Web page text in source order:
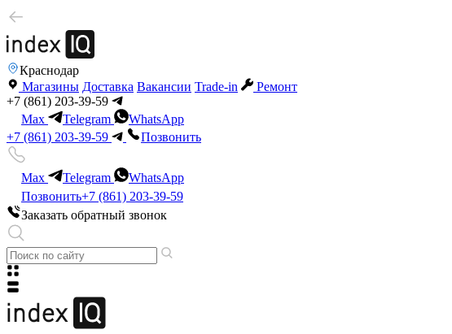
Краснодар
Магазины Доставка Вакансии Trade-in
Ремонт
+7 (861) 203-39-59
Max
Telegram
WhatsApp
+7 (861) 203-39-59
Позвонить
Max Telegram
WhatsApp
Позвонить+7 (861) 203-39-59
Заказать обратный звонок